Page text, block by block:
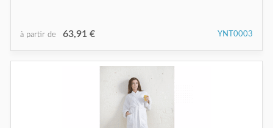
à partir de 63,91 € YNT0003